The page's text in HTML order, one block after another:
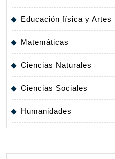
Educación física y Artes
Matemáticas
Ciencias Naturales
Ciencias Sociales
Humanidades